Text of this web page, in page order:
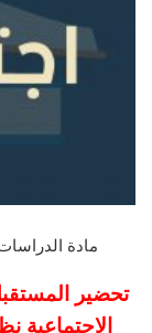
مادة الدراسات
تحضير
الاجتماعية